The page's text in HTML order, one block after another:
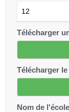
12
Télécharger
Télécharger
Nom de